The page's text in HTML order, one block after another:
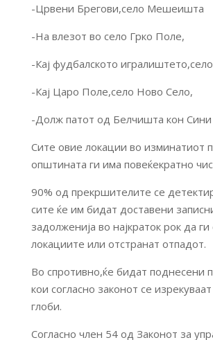
-Црвени Брегови,село Мешеишта
-На влезот во село Грко Поле,
-Кај фудбалското
-Кај Царо Поле,село Ново Село,
-Долж патот од Белчишта кон Сини
Сите овие локации во изминатиот
општината ги има повеќекратно
90% од прекршителите се
сите ќе им бидат доставени
задолженија во најкраток рок да ги
локациите или отстранат отпадот.
Во спротивно,ќе бидат поднесени
кои согласно законот се
глоби.
Согласно член 54 од Законот за